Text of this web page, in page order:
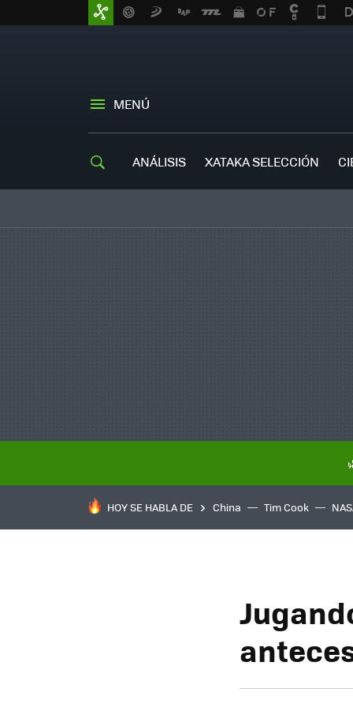
MENÚ
ANÁLISIS XATAKA SELECCIÓN
HOY SE HABLA DE China Tim Cook